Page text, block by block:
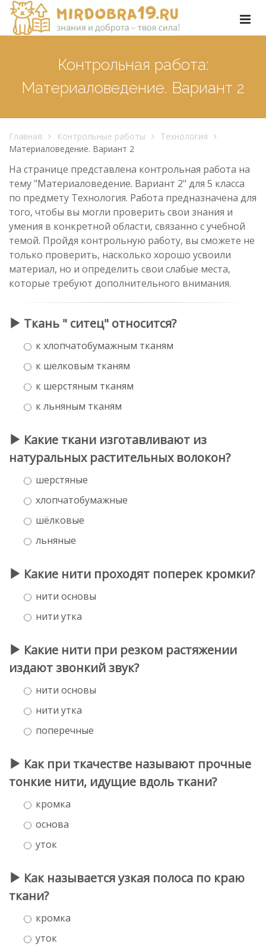
Контрольная работа:
Материаловедение. Вариант 2
Главная Контрольные работы
Технология
Материаловедение. Вариант 2
На странице представлена контрольная работа на
тему "Материаловедение. Вариант 2" для 5 класса
по предмету Технология. Работа предназначена для
того, чтобы вы могли проверить свои знания и
умения в конкретной области, связанно с учебной
темой. Пройдя контрольную работу, вы сможете не
только проверить, насколько хорошо усвоили
материал, но и определить свои слабые места,
которые требуют дополнительного внимания.
Ткань " ситец" относится?
к хлопчатобумажным тканям
к шелковым тканям
к шерстяным тканям
к льняным тканям
Какие ткани изготавливают из
натуральных растительных волокон?
шерстяные
хлопчатобумажные
шёлковые
льняные
Какие нити проходят поперек кромки?
нити основы
нити утка
Какие нити при резком растяжении
издают звонкий звук?
нити основы
нити утка
поперечные
Как при ткачестве называют прочные
тонкие нити, идущие вдоль ткани?
кромка
основа
уток
Как называется узкая полоса по краю
ткани?
кромка
уток